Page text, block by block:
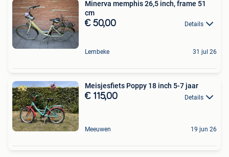
Minerva memphis 26,5 inch, frame 51
cm
€ 50,00 Details
Lembeke 31 jul 26
Meisjesfiets Poppy 18 inch 5-7 jaar
€ 115,00 Details
Meeuwen 19 jun 26